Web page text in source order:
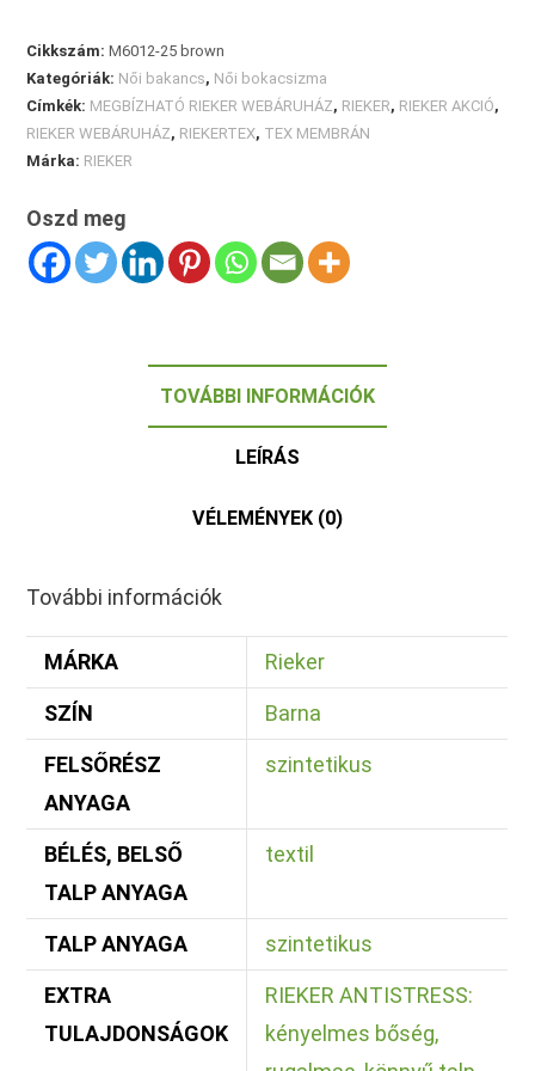
Cikkszám:M6012-25 brown
Kategóriák: Női bakancs, Női bokacsizma
Címkék: MEGBÍZHATÓ RIEKER WEBÁRUHÁZ, RIEKER, RIEKER AKCIÓ,
RIEKER WEBÁRUHÁZ, RIEKERTEX, TEX MEMBRÁN
Márka: RIEKER
Oszd meg
TOVÁBBI INFORMÁCIÓK
LEÍRÁS
VÉLEMÉNYEK (0)
További információk
MÁRKA Rieker
SZÍN Barna
FELSŐRÉSZ
ANYAGA
szintetikus
BÉLÉS, BELSŐ
TALP ANYAGA
textil
TALP ANYAGA szintetikus
EXTRA
TULAJDONSÁGOK
RIEKER ANTISTRESS:
kényelmes bőség,